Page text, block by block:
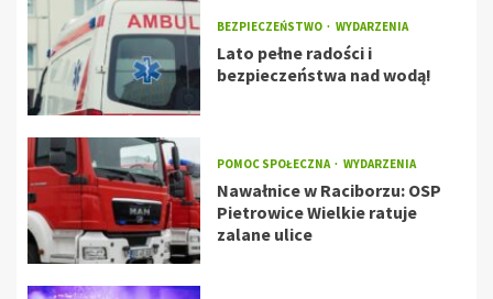
BEZPIECZEŃSTWO WYDARZENIA
Lato pełne radości i
bezpieczeństwa nad wodą!
POMOC SPOŁECZNA WYDARZENIA
Nawałnice w Raciborzu: OSP
Pietrowice Wielkie ratuje
zalane ulice